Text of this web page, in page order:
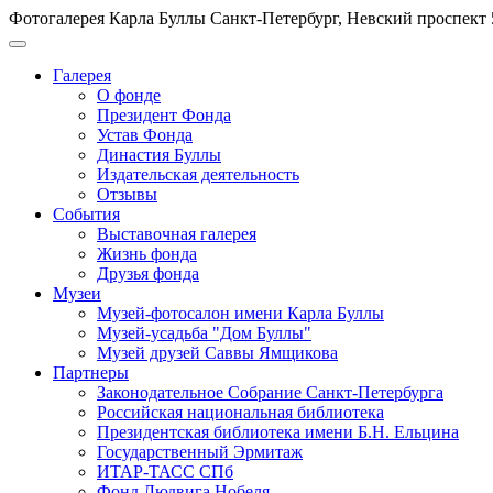
Фотогалерея Карла Буллы Санкт-Петербург, Невский проспект
Галерея
О фонде
Президент Фонда
Устав Фонда
Династия Буллы
Издательская деятельность
Отзывы
События
Выставочная галерея
Жизнь фонда
Друзья фонда
Музеи
Музей-фотосалон имени Карла Буллы
Музей-усадьба "Дом Буллы"
Музей друзей Саввы Ямщикова
Партнеры
Законодательное Собрание Санкт-Петербурга
Российская национальная библиотека
Президентская библиотека имени Б.Н. Ельцина
Государственный Эрмитаж
ИТАР-ТАСС СПб